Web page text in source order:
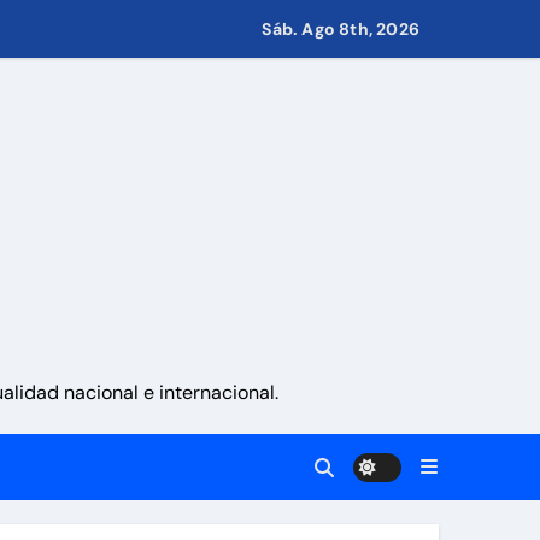
Condominio
propuestas desde las comunidades
a las familias de Venezuela
Sáb. Ago 8th, 2026
nacional e internacional.